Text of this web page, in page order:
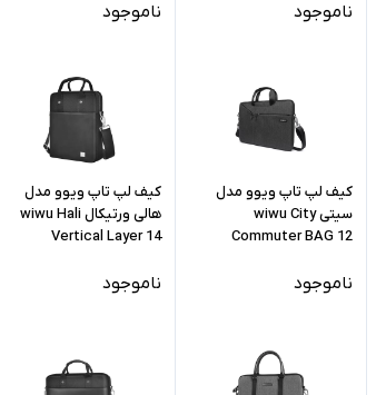
ناموجود ناموجود
کیف لپ تاپ ویوو مدل
سیتی wiwu City
Commuter BAG 12
ناموجود
کیف لپ تاپ ویوو مدل
هالی ورتیکال wiwu Hali
Vertical Layer 14
ناموجود